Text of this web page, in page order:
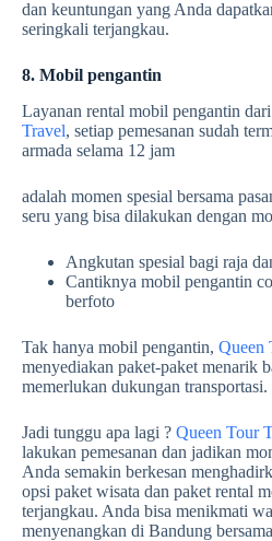
dan keuntungan yang Anda
seringkali terjangkau.
8. Mobil pengantin
Layanan rental mobil pengantin dari
Travel, setiap pemesanan sudah
armada selama 12 jam
adalah momen spesial bersama
seru yang bisa dilakukan dengan
Angkutan spesial bagi raja
Cantiknya mobil pengantin
berfoto
Tak hanya mobil pengantin, Queen
menyediakan paket-paket menarik
memerlukan dukungan transportasi.
Jadi tunggu apa lagi ? Queen Tour
lakukan pemesanan dan jadikan
Anda semakin berkesan
opsi paket wisata dan paket rental
terjangkau. Anda bisa menikmati
menyenangkan di Bandung